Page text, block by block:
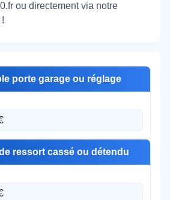
ou directement via notre
porte garage ou réglage
ressort cassé ou détendu